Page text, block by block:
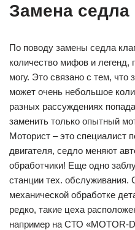
Замена седла
По поводу замены седла
количество мифов и легенд,
могу. Это связано с тем, что
может очень небольшое
разных рассуждениях
заменить только опытный
Моторист – это специалист
двигателя, седло меняют
обработчики! Еще одно
станции тех.
механической обработке
редко, такие цеха
например на СТО «MOTOR-